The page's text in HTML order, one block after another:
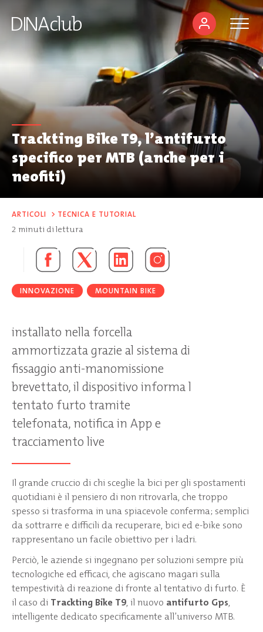
Trackting Bike T9, l’antifurto
specifico per MTB (anche per i
neofiti)
ARTICOLI > TECNICA E TUTORIAL
2 minuti di lettura
INNOVAZIONE MOUNTAIN BIKE
installato nella forcella
ammortizzata grazie al sistema di
fissaggio anti-manomissione
brevettato, il dispositivo informa l
tentato furto tramite
telefonata, notifica in App e
tracciamento live
Il grande cruccio di chi sceglie la bici per gli spostamenti
quotidiani è il pensiero di non ritrovarla, che troppo
spesso si trasforma in una spiacevole conferma; semplici
da sottrarre e difficili da recuperare, bici ed e-bike sono
rappresentano un facile obiettivo per i ladri.
Perciò, le aziende si ingegnano per soluzioni sempre più
tecnologiche ed efficaci, che agiscano magari sulla
tempestività di reazione di fronte al tentativo di furto. È
il caso di Trackting Bike T9, il nuovo antifurto Gps,
intelligente dedicato specificamente all’universo MTB.